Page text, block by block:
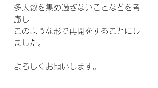
多人数を集め過ぎないことなどを考
慮し
このような形で再開をすることにし
ました。
よろしくお願いします。